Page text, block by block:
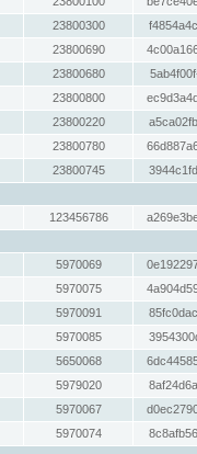
23800300
23800690
23800680
23800800
23800220
23800780
23800745
123456786
5970069
5970075
5970091
5970085
5650068
5979020
5970067
5970074